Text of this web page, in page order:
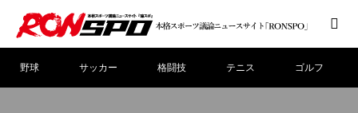
野球 サッカー 格闘技 テニス ゴルフ